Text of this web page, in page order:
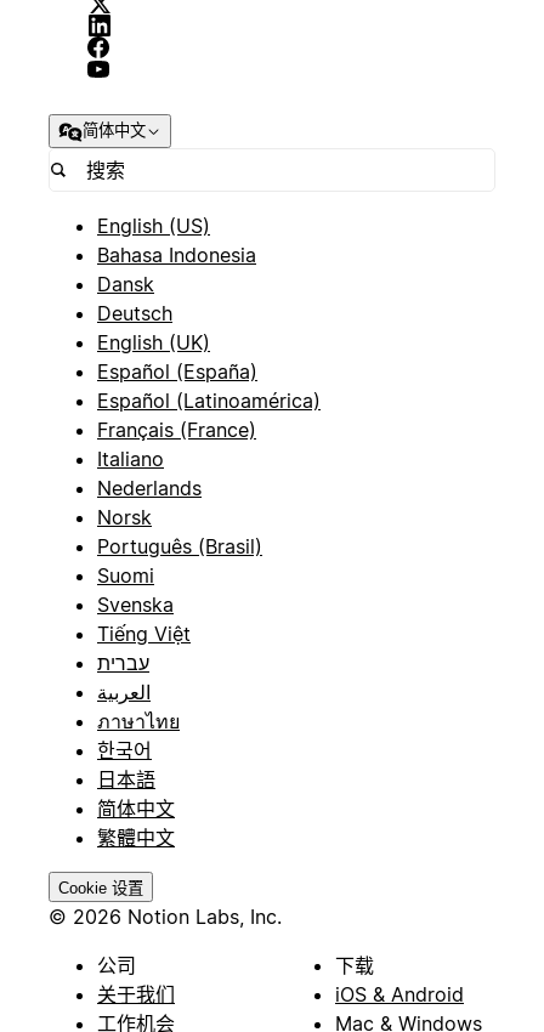
简体中文
English (US)
Bahasa Indonesia
Dansk
Deutsch
English (UK)
Español (España)
Español (Latinoamérica)
Français (France)
Italiano
Nederlands
Norsk
Português (Brasil)
Suomi
Svenska
Tiếng Việt
עברית
العربية
ภาษาไทย
한국어
日本語
简体中文
繁體中文
Cookie 设置
© 2026 Notion Labs, Inc.
公司
关于我们
工作机会
下载
iOS & Android
Mac & Windows